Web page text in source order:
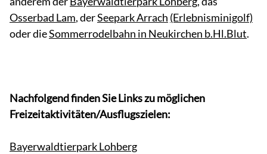
Osserbad Lam, derSeepark Arrach (Erlebnisminigolf)
oder dieSommerrodelbahn in Neukirchen b.Hl.Blut.
Nachfolgend finden Sie Links zu möglichen
Freizeitaktivitäten/Ausflugszielen:
Bayerwaldtierpark Lohberg